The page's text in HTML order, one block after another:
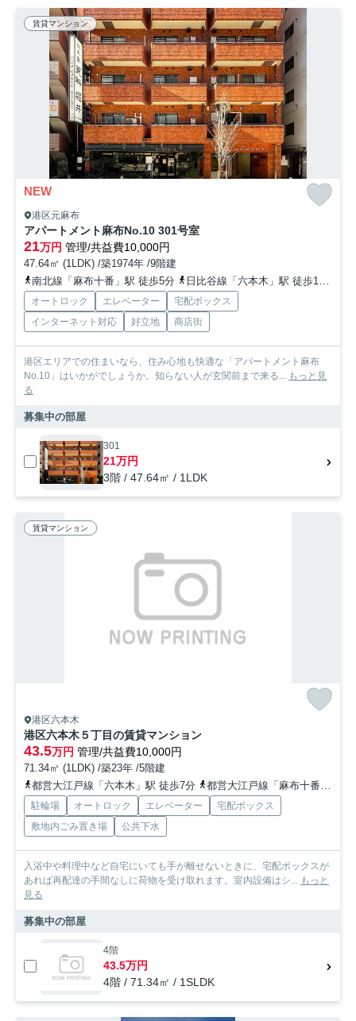
賃貸マンション
NEW
港区元麻布
アパートメント麻布No.10 301号室
21万円 管理/共益費10,000円
47.64㎡ (1LDK) /築1974年 /9階建
南北線「麻布十番」駅 徒歩5分
日比谷線「六本木」駅 徒歩12分
オートロック エレベーター
宅配ボックス
インターネット対応
好立地 商店街
港区エリアでの住まいなら、住み心地も快適な「アパートメント麻布
No.10」はいかがでしょうか。知らない人が玄関前まで来る... もっと見
る
募集中の部屋
301
21万円
3階 / 47.64㎡ / 1LDK
賃貸マンション
港区六本木
港区六本木５丁目の賃貸マンション
43.5万円 管理/共益費10,000円
71.34㎡ (1LDK) /築23年 /5階建
都営大江戸線「六本木」駅 徒歩7分
都営大江戸線「麻布十番」駅 徒歩7分
駐輪場 オートロック エレベーター
宅配ボックス
敷地内ごみ置き場
公共下水
入浴中や料理中など自宅にいても手が離せないときに、宅配ボックスが
あれば再配達の手間なしに荷物を受け取れます。室内設備はシ... もっと
見る
募集中の部屋
4階
43.5万円
4階 / 71.34㎡ / 1SLDK